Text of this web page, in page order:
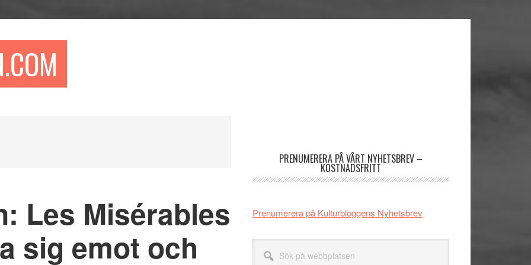
Les Misérables
sig emot och
PRENUMERERA PÅ VÅRT NYHETSBREV –
KOSTNADSFRITT
Prenumerera på Kulturbloggens Nyhetsbrev